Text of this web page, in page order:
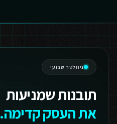
ניוזלטר שבועי
תובנות שמניעות
את העסק קדימה.